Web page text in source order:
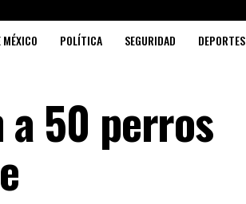
POLÍTICA SEGURIDAD DEPORTES
50 perros